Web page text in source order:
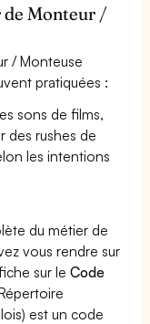
de Monteur /
/ Monteuse
pratiquées :
sons de films,
des rushes de
les intentions
du métier de
vous rendre sur
sur leCode
est un code